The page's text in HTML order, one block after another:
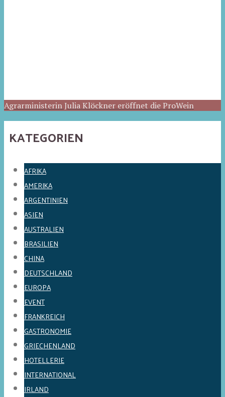
Agrarministerin Julia Klöckner eröffnet die ProWein
KATEGORIEN
AFRIKA
AMERIKA
ARGENTINIEN
ASIEN
AUSTRALIEN
BRASILIEN
CHINA
DEUTSCHLAND
EUROPA
EVENT
FRANKREICH
GASTRONOMIE
GRIECHENLAND
HOTELLERIE
INTERNATIONAL
IRLAND